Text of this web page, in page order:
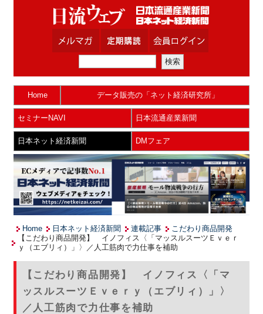
Home データ販売の「ネット経済研究所」
セミナーNAVI 日本流通産業新聞
日本ネット経済新聞 DMフェア
Home 日本ネット経済新聞 連載記事
こだわり商品開発
【こだわり商品開発】 イノフィス〈「マッスルスーツＥｖｅｒ
ｙ（エブリィ）」〉／人工筋肉で力仕事を補助
【こだわり商品開発】 イノフィス〈「マ
ッスルスーツＥｖｅｒｙ（エブリィ）」〉
／人工筋肉で力仕事を補助